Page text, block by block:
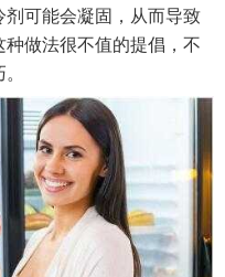
可能会凝固，从而导致
做法很不值的提倡，不